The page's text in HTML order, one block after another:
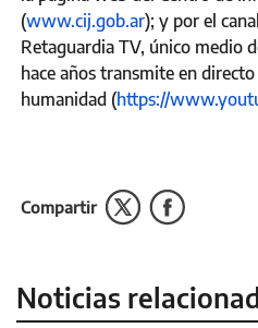
(www.cij.gob.ar); y por el
Retaguardia TV, único medio
hace años transmite en
humanidad (https://
Compartir
Noticias